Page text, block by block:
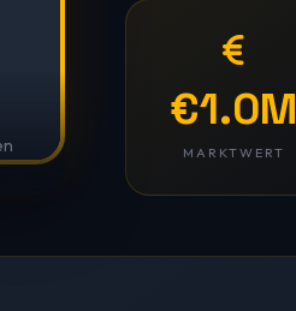
€1.0M
MARKTWERT